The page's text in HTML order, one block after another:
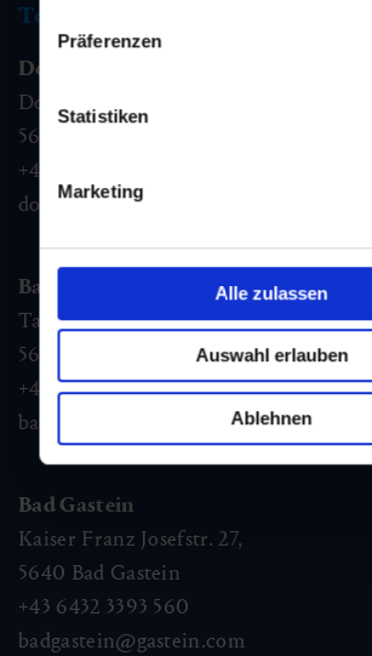
Präferenzen
Statistiken
Marketing
Alle zulassen
Auswahl erlauben
Ablehnen
Tourismus Information
Dorfgastein
Dorfstraße 1,
5632
+43 6432 3393 460
dorfgastein@gastein.com
Bad Hofgastein
Tauernplatz 1,
5630
Bad Hofgastein
+43 6432 3393 260
badhofgastein@gastein.com
Bad Gastein
Kaiser Franz Josefstr. 27,
5640 Bad Gastein
+43 6432 3393 560
badgastein@gastein.com